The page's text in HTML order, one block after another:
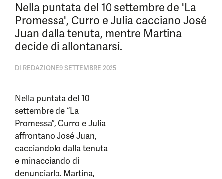
Nella puntata del 10 settembre de 'La
Promessa', Curro e Julia cacciano José
Juan dalla tenuta, mentre Martina
decide di allontanarsi.
DI REDAZIONE9 SETTEMBRE 2025
Nella puntata del 10
settembre de “La
Promessa”, Curro e Julia
affrontano José Juan,
cacciandolo dalla tenuta
e minacciando di
denunciarlo. Martina,